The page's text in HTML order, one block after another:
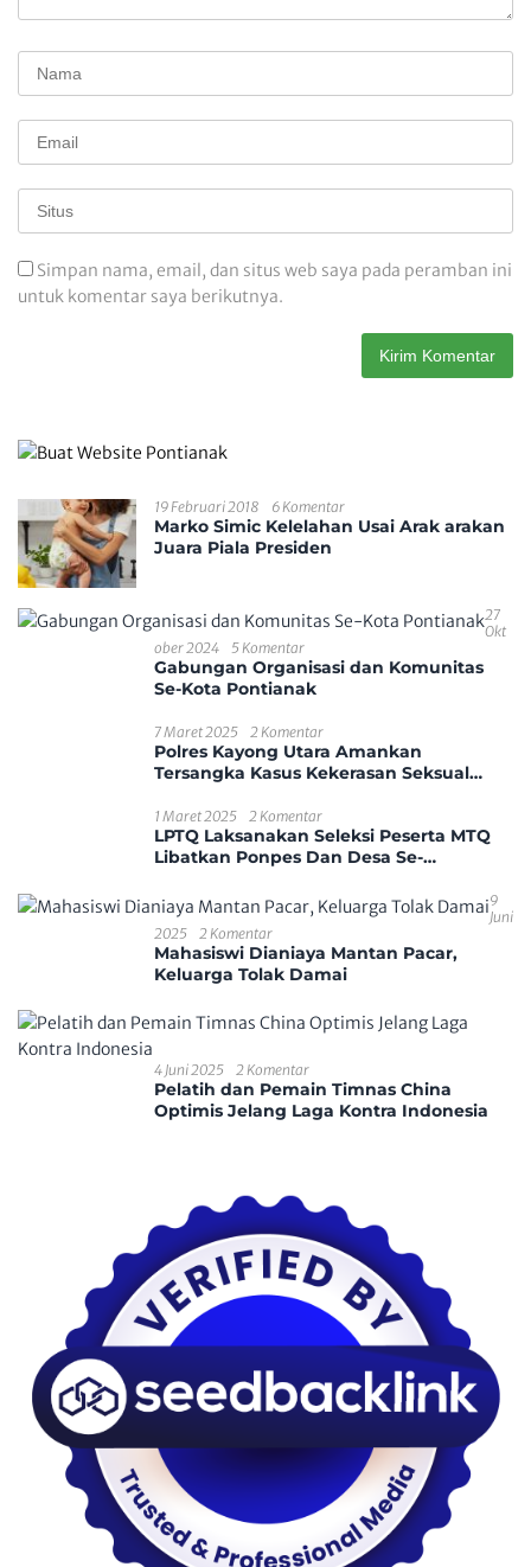
Simpan nama, email, dan situs web saya pada peramban ini
untuk komentar saya berikutnya.
19 Februari 2018 6 Komentar
Marko Simic Kelelahan Usai Arak arakan
Juara Piala Presiden
27
Okt
Ober 2024
5 Komentar
Gabungan Organisasi dan Komunitas
Se-Kota Pontianak
7 Maret 2025 2 Komentar
Polres Kayong Utara Amankan
Tersangka Kasus Kekerasan Seksual
1 Maret 2025 2 Komentar
LPTQ Laksanakan Seleksi Peserta MTQ
Libatkan Ponpes Dan Desa Se-
9
Juni
2025
2 Komentar
Mahasiswi Dianiaya Mantan Pacar,
Keluarga Tolak Damai
4 Juni 2025 2 Komentar
Pelatih dan Pemain Timnas China
Optimis Jelang Laga Kontra Indonesia